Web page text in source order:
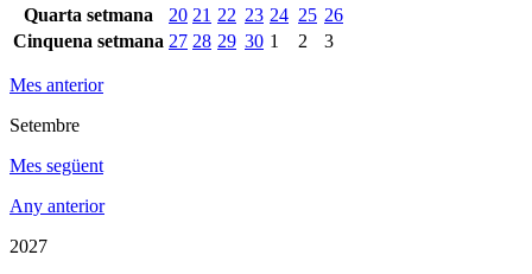
Quarta setmana
20 21 22 23 24 25 26
Cinquena setmana 27 28 29 30 1 2 3
Mes anterior
Setembre
Mes següent
Any anterior
2027